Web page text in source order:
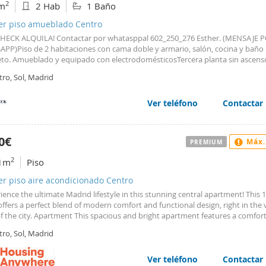
2 2 Hab 1 Baño
piso amueblado Centro
ALQUILA! Contactar por whatasppal 602_250_276 Esther. (MENSAJE
de 2 habitaciones con cama doble y armario, salón, cocina y baño
Amueblado y equipado con electrodomésticosTercera planta sin
laboral para el estudio de solvenciaEn pleno corazón de Madrid, a
en transporte publicoPara más información y visitas escríbeme un
Sol, Madrid
Ver teléfono Contactar
2 Piso
piso aire acondicionado Centro
the ultimate Madrid lifestyle in this stunning central apartment! This
a perfect blend of modern comfort and functional design, right in the
the city. Apartment This spacious and bright apartment features a
desk, making it an ideal choice for those who work or study from home.
open-plan kitchen is fully equipped with modern appliances and a washing
For your convenience, the property boasts two full bathrooms, each in
Sol, Madrid
Ver teléfono Contactar
PREMIUM